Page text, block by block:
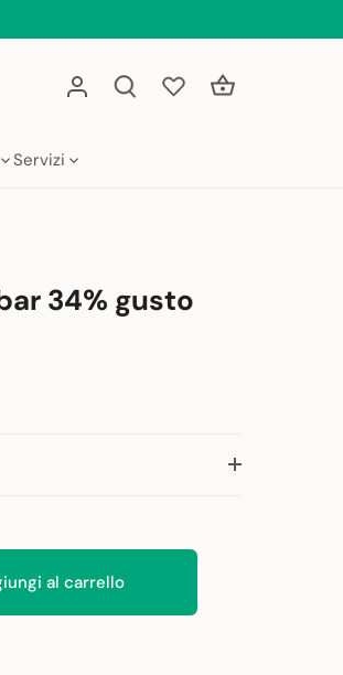
Servizi
34% gusto
al carrello